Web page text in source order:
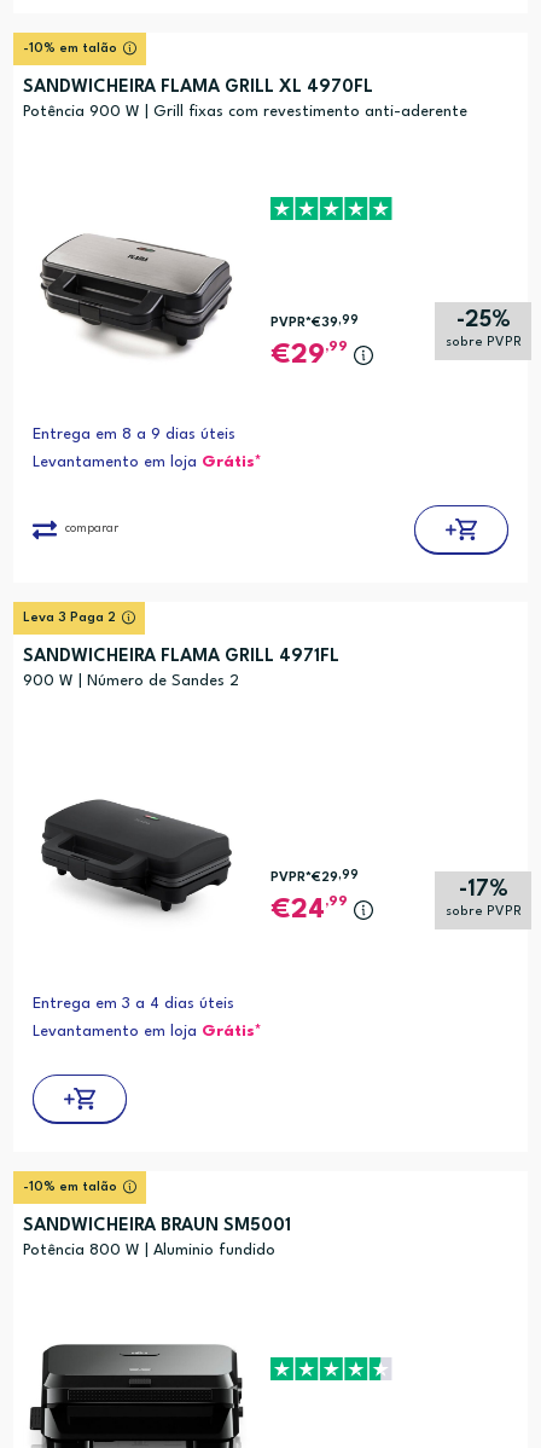
-10% em talão
SANDWICHEIRA FLAMA GRILL XL 4970FL
Potência 900 W | Grill fixas com revestimento anti-aderente
-25%
sobre PVPR
PVPR*€39,99
29,99
Entrega em 8 a 9 dias úteis
Levantamento em loja Grátis*
comparar
Leva 3 Paga 2
SANDWICHEIRA FLAMA GRILL 4971FL
900 W | Número de Sandes 2
-17%
sobre PVPR
PVPR*€29 ,99
24,99
Entrega em 3 a 4 dias úteis
Levantamento em loja Grátis*
-10% em talão
SANDWICHEIRA BRAUN SM5001
Potência 800 W | Aluminio fundido